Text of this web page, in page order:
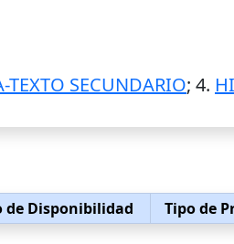
SECUNDARIO; 4.
de Disponibilidad Tipo de